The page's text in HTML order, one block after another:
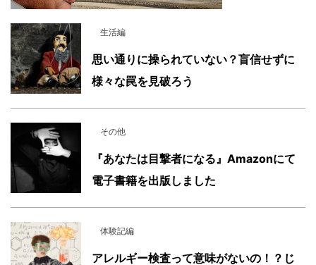
生活編
思い通りに操られていない？盲信せずに
様々な罠を見破ろう
その他
『あなたは目撃者になる』Amazonにて
電子書籍を出版しました
体験記編
アレルギー検査って意味がないの！？じ